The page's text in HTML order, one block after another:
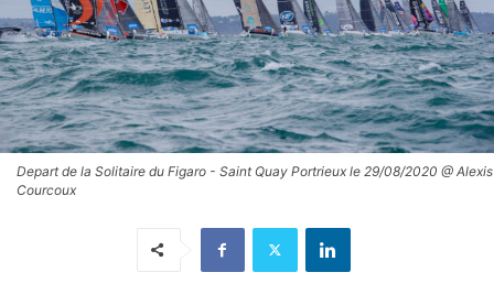
Depart de la Solitaire du Figaro - Saint Quay Portrieux le 29/08/2020 @ Alexis
Courcoux